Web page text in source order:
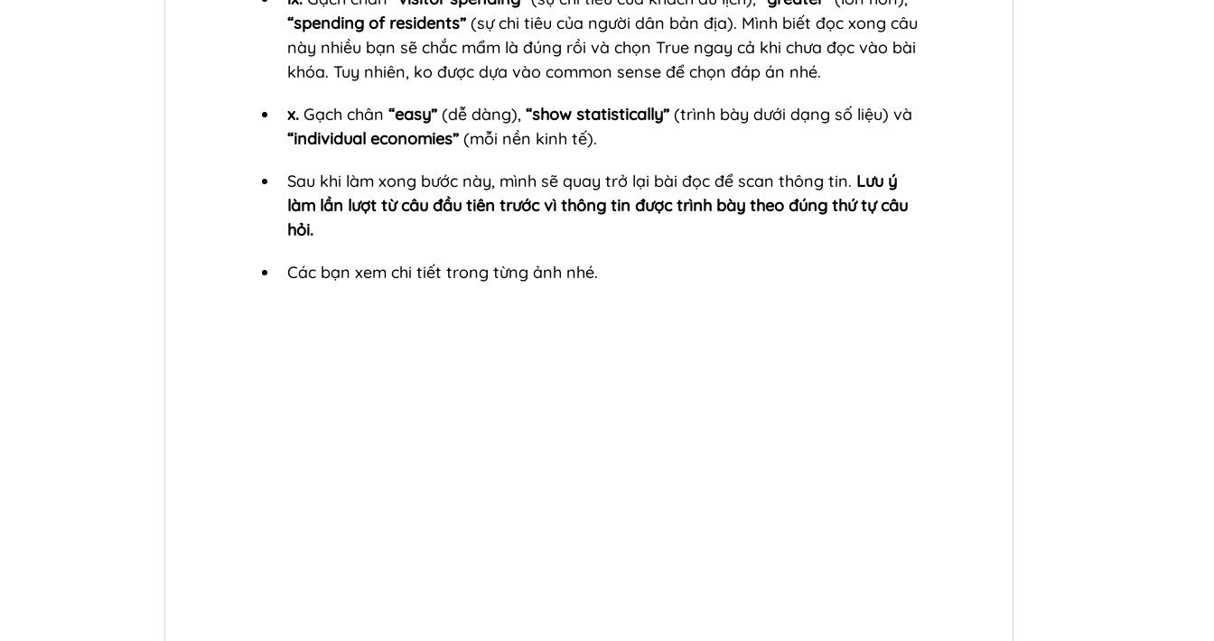
“spending of residents” (sự chi tiêu của người dân bản địa). Mình biết đọc xong câu
này nhiều bạn sẽ chắc mẩm là đúng rồi và chọn True ngay cả khi chưa đọc vào bài
khóa. Tuy nhiên, ko được dựa vào common sense để chọn đáp án nhé.
x. Gạch chân “easy” (dễ dàng), “show statistically” (trình bày dưới dạng số liệu) và
“individual economies” (mỗi nền kinh tế).
Sau khi làm xong bước này, mình sẽ quay trở lại bài đọc để scan thông tin. Lưu ý
làm lần lượt từ câu đầu tiên trước vì thông tin được trình bày theo đúng thứ tự câu
hỏi.
Các bạn xem chi tiết trong từng ảnh nhé.